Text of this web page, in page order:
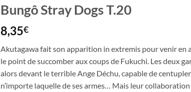
Bungô Stray Dogs T.20
8,35€
Akutagawa fait son apparition in extremis pour venir en
le point de succomber aux coups de Fukuchi. Les deux
alors devant le terrible Ange Déchu, capable de
n’importe laquelle de ses armes… Mais leur